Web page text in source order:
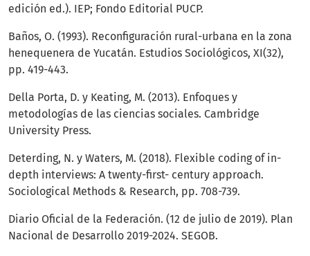
edición ed.). IEP; Fondo Editorial PUCP.
Baños, O. (1993). Reconfiguración rural-urbana en la zona
henequenera de Yucatán. Estudios Sociológicos, XI(32),
pp. 419-443.
Della Porta, D. y Keating, M. (2013). Enfoques y
metodologías de las ciencias sociales. Cambridge
University Press.
Deterding, N. y Waters, M. (2018). Flexible coding of in-
depth interviews: A twenty-first- century approach.
Sociological Methods & Research, pp. 708-739.
Diario Oficial de la Federación. (12 de julio de 2019). Plan
Nacional de Desarrollo 2019-2024. SEGOB.